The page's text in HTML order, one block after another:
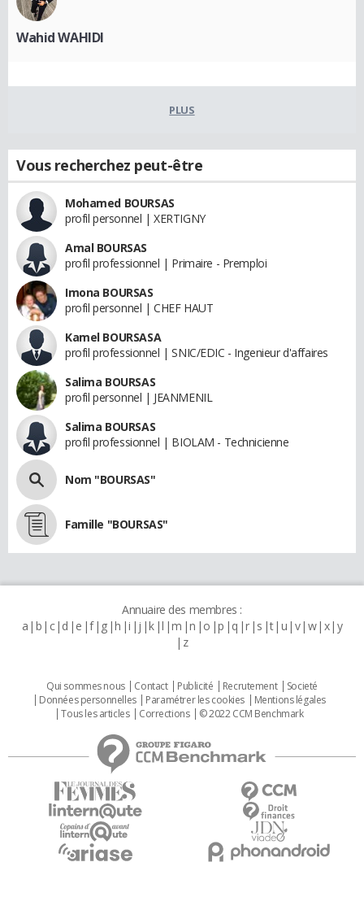
Wahid WAHIDI
PLUS
Vous recherchez peut-être
Mohamed BOURSAS
profil personnel | XERTIGNY
Amal BOURSAS
profil professionnel | Primaire - Premploi
Imona BOURSAS
profil personnel | CHEF HAUT
Kamel BOURSASA
profil professionnel | SNIC/EDIC - Ingenieur d'affaires
Salima BOURSAS
profil personnel | JEANMENIL
Salima BOURSAS
profil professionnel | BIOLAM - Technicienne
Nom "BOURSAS"
Famille "BOURSAS"
Annuaire des membres :
a b c d e f g h i j k l m n o p q r s t u v w x y
z
Qui sommes nous Contact Publicité Recrutement
Societé
Données personnelles
Paramétrer les cookies
Mentions légales
Tous les articles
Corrections © 2022 CCM Benchmark